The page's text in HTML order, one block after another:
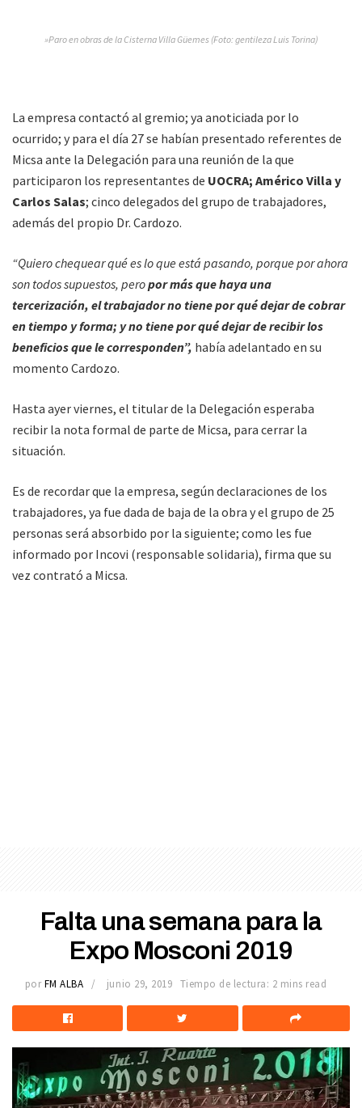
»Paro en obras de la Cisterna Villa Güemes (Foto: gentileza Luis Torina)
La empresa contactó al gremio; ya anoticiada por lo
ocurrido; y para el día 27 se habían presentado referentes de
Micsa ante la Delegación para una reunión de la que
participaron los representantes de UOCRA; Américo Villa y
Carlos Salas; cinco delegados del grupo de trabajadores,
además del propio Dr. Cardozo.
“Quiero chequear qué es lo que está pasando, porque por ahora
son todos supuestos, peropor más que haya una
tercerización, el trabajador no tiene por qué dejar de cobrar
en tiempo y forma; y no tiene por qué dejar de recibir los
beneficios que le corresponden”, había adelantado en su
momento Cardozo.
Hasta ayer viernes, el titular de la Delegación esperaba
recibir la nota formal de parte de Micsa, para cerrar la
situación.
Es de recordar que la empresa, según declaraciones de los
trabajadores, ya fue dada de baja de la obra y el grupo de 25
personas será absorbido por la siguiente; como les fue
informado por Incovi (responsable solidaria), firma que su
vez contrató a Micsa.
Falta una semana para la
Expo Mosconi 2019
por FM ALBA junio 29, 2019 Tiempo de lectura: 2 mins read